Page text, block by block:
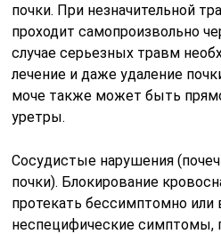
почки. При незначительной
проходит самопроизвольно
случае серьезных травм
лечение и даже удаление
моче также может быть
уретры.
Сосудистые нарушения
почки). Блокирование
протекать бессимптомно
неспецифические симптомы,